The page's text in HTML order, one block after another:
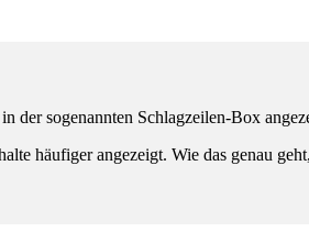
sogenannten Schlagzeilen-Box
häufiger angezeigt. Wie das genau geht,